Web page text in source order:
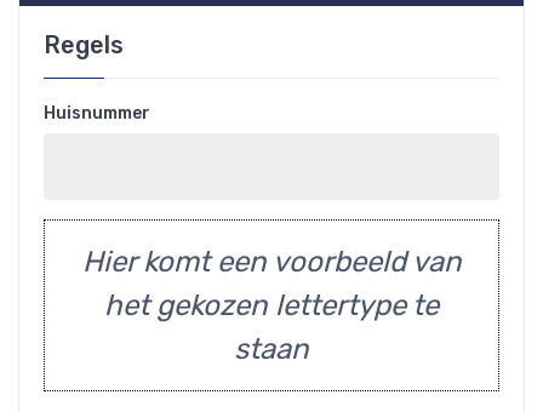
Regels
Huisnummer
Hier komt een voorbeeld van
het gekozen lettertype te
staan